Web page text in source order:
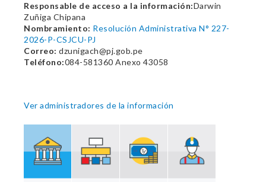
Responsable de acceso a la información:Darwin
Zuñiga Chipana
Nombramiento: Resolución Administrativa N° 227-
2026-P-CSJCU-PJ
Correo: dzunigach@pj.gob.pe
Teléfono:084-581360 Anexo 43058
Ver administradores de la información